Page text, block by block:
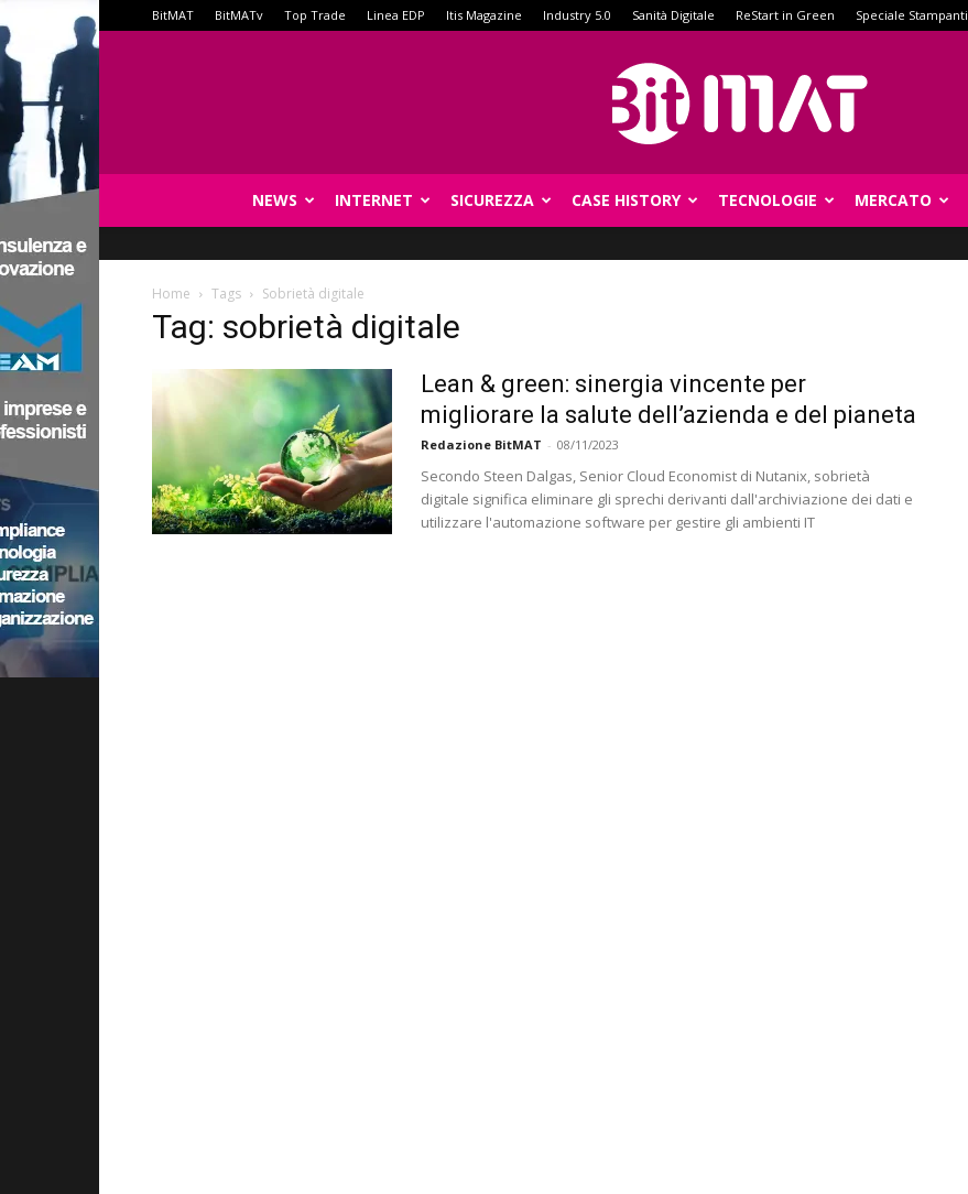
BitMAT BitMATv Top Trade Linea EDP Itis Magazine Industry 5.0 Sanità Digitale ReStart in Green Speciale Stampanti
NEWS INTERNET SICUREZZA CASE HISTORY TECNOLOGIE MERCATO
Home Tags Sobrietà digitale
Tag: sobrietà digitale
Lean & green: sinergia vincente per
migliorare la salute dell’azienda e del pianeta
Redazione BitMAT - 08/11/2023
Secondo Steen Dalgas, Senior Cloud Economist di Nutanix, sobrietà
digitale significa eliminare gli sprechi derivanti dall'archiviazione dei dati e
utilizzare l'automazione software per gestire gli ambienti IT